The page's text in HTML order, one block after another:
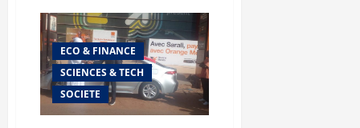
Activités
du
parrain
du
mois
de
mars
:
visite
des
ECO & FINANCE
SCIENCES & TECH
SOCIETE